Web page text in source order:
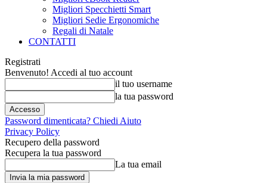
Migliori Specchietti Smart
Migliori Sedie Ergonomiche
Regali di Natale
CONTATTI
Registrati
Benvenuto! Accedi al tuo account
il tuo username
la tua password
Password dimenticata? Chiedi Aiuto
Privacy Policy
Recupero della password
Recupera la tua password
La tua email